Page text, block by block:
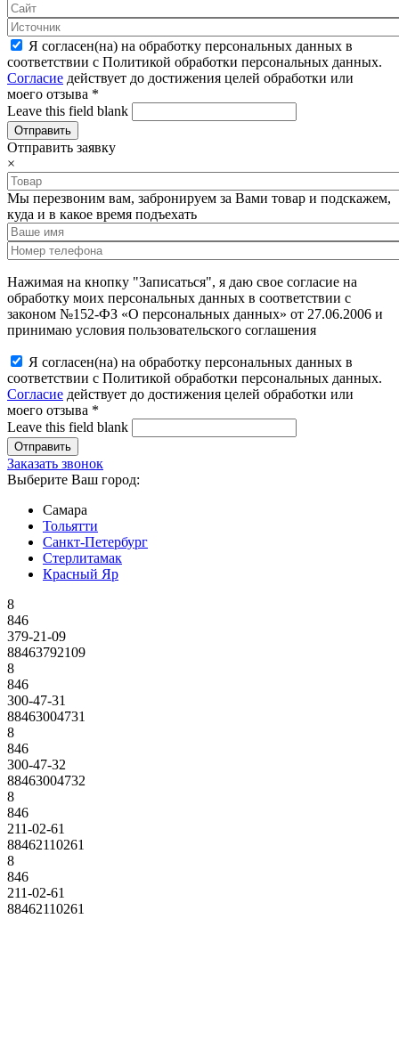
Я согласен(на) на обработку персональных данных в
соответствии с Политикой обработки персональных данных.
Согласие действует до достижения целей обработки или
моего отзыва *
Leave this field blank
Отправить заявку
×
Мы перезвоним вам, забронируем за Вами товар и подскажем,
куда и в какое время подъехать
Нажимая на кнопку "Записаться", я даю свое согласие на
обработку моих персональных данных в соответствии с
законом №152-ФЗ «О персональных данных» от 27.06.2006 и
принимаю условия пользовательского соглашения
Я согласен(на) на обработку персональных данных в
соответствии с Политикой обработки персональных данных.
Согласие действует до достижения целей обработки или
моего отзыва *
Leave this field blank
Заказать звонок
Выберите Ваш город:
Самара
Тольятти
Санкт-Петербург
Стерлитамак
Красный Яр
8
846
379-21-09
88463792109
8
846
300-47-31
88463004731
8
846
300-47-32
88463004732
8
846
211-02-61
88462110261
8
846
211-02-61
88462110261